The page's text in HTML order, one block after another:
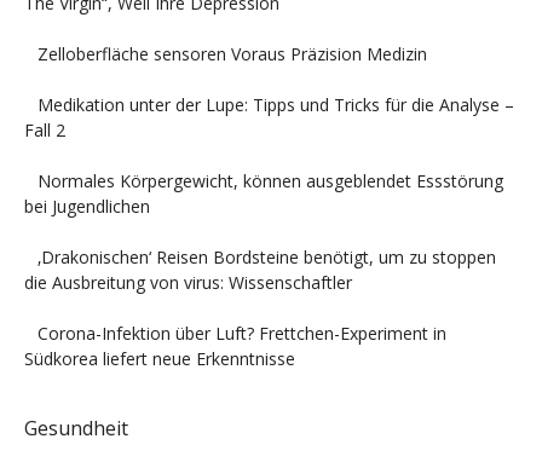
Zelloberfläche sensoren Voraus Präzision Medizin
Medikation unter der Lupe: Tipps und Tricks für die Analyse –
Fall 2
Normales Körpergewicht, können ausgeblendet Essstörung
bei Jugendlichen
‚Drakonischen‘ Reisen Bordsteine benötigt, um zu stoppen
die Ausbreitung von virus: Wissenschaftler
Corona-Infektion über Luft? Frettchen-Experiment in
Südkorea liefert neue Erkenntnisse
Gesundheit